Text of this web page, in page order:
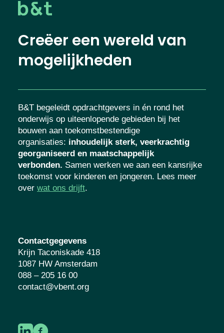
Creëer een wereld van
mogelijkheden
B&T begeleidt opdrachtgevers in én rond het
onderwijs op uiteenlopende gebieden bij het
bouwen aan toekomstbestendige
organisaties: inhoudelijk sterk, veerkrachtig
georganiseerd en maatschappelijk
verbonden. Samen werken we aan een kansrijke
toekomst voor kinderen en jongeren. Lees meer
over wat ons drijft.
Contactgegevens
Krijn Taconiskade 418
1087 HW Amsterdam
088 – 205 16 00
contact@vbent.org